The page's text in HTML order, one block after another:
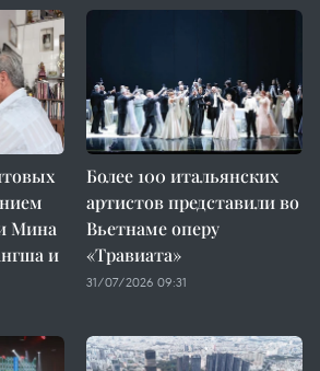
Мина
и
Более 100 итальянских
артистов представили во
Вьетнаме оперу
«Травиата»
31/07/2026 09:31